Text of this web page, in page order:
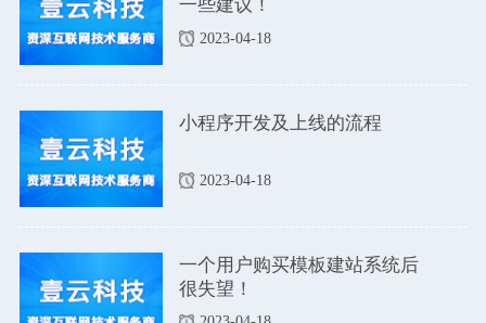
一些建议！
2023-04-18
小程序开发及上线的流程
2023-04-18
一个用户购买模板建站系统后
很失望！